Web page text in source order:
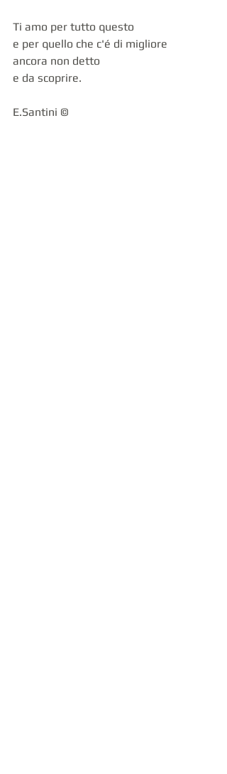
Ti amo per tutto questo
e per quello che c'é di migliore
ancora non detto
e da scoprire.
E.Santini ©